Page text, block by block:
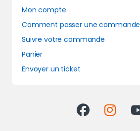
Mon compte
Comment passer une commande
Suivre votre commande
Panier
Envoyer un ticket